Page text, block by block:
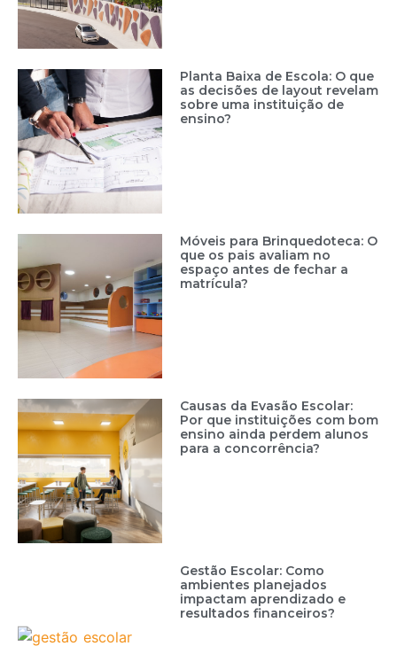
Planta Baixa de Escola: O que
as decisões de layout revelam
sobre uma instituição de
ensino?
Móveis para Brinquedoteca: O
que os pais avaliam no
espaço antes de fechar a
matrícula?
Causas da Evasão Escolar:
Por que instituições com bom
ensino ainda perdem alunos
para a concorrência?
Gestão Escolar: Como
ambientes planejados
impactam aprendizado e
resultados financeiros?